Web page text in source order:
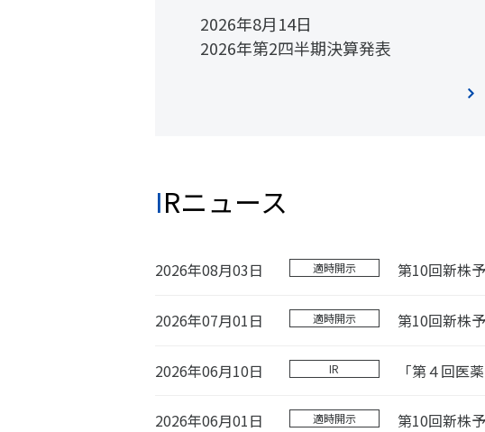
2026年8月14日
2026年第2四半期決算発表
IRニュース
2026年08月03日 適時開示 第10回新株
2026年07月01日 適時開示 第10回新株
2026年06月10日 IR 「第４回医
2026年06月01日 適時開示 第10回新株